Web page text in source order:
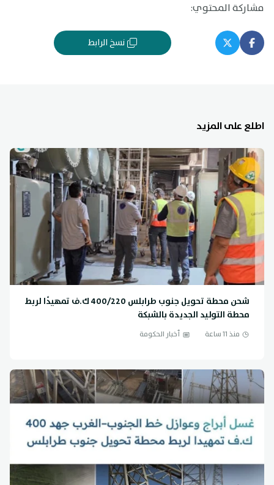
مشاركة المحتوي:
نسخ الرابط
اطلع على المزيد
شحن محطة تحويل جنوب طرابلس 400/220 ك.ف تمهيدًا لربط
محطة التوليد الجديدة بالشبكة
منذ 11 ساعة أخبار الحكومة